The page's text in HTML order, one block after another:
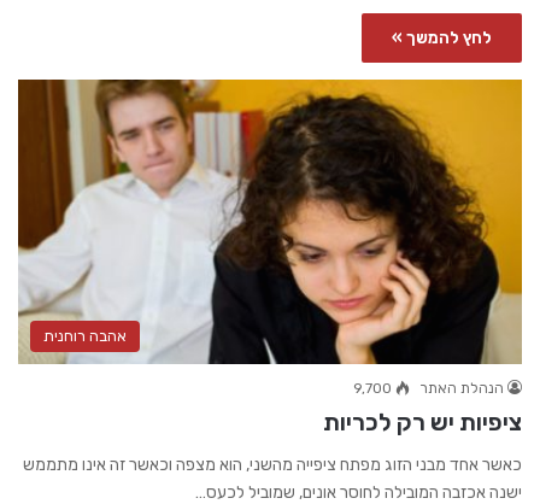
לחץ להמשך »
אהבה רוחנית
הנהלת האתר 9,700
ציפיות יש רק לכריות
כאשר אחד מבני הזוג מפתח ציפייה מהשני, הוא מצפה וכאשר זה אינו מתממש
ישנה אכזבה המובילה לחוסר אונים, שמוביל לכעס…